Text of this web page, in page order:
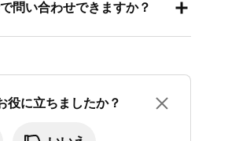
保護方針に基づいて慎重に取り
Squareのウェブサイトはすべて
はPCIにも準拠していま
セキュリティと個人情報保護方
問い合わせできますか？
メールにご返信いただくか、
からご連絡ください。
役に立ちましたか？